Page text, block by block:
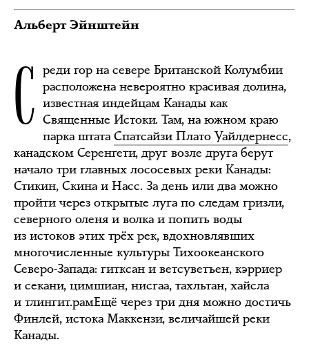
Альберт Эйнштейн
С реди гор на севере Британской Колумбии
расположена невероятно красивая долина,
известная индейцам Канады как
Священные Истоки. Там, на южном краю
парка штата Спатсайзи Плато Уайлдернесс,
канадском Серенгети, друг возле друга берут
начало три главных лососевых реки Канады:
Стикин, Скина и Насс. За день или два можно
пройти через открытые луга по следам гризли,
северного оленя и волка и попить воды
из истоков этих трёх рек, вдохновлявших
многочисленные культуры Тихоокеанского
Северо-Запада: гитксан и ветсуветъен, кэрриер
и секани, цимшиан, нисгаа, тахльтан, хайсла
и тлингит.рамЕщё через три дня можно достичь
Финлей, истока Маккензи, величайшей реки
Канады.